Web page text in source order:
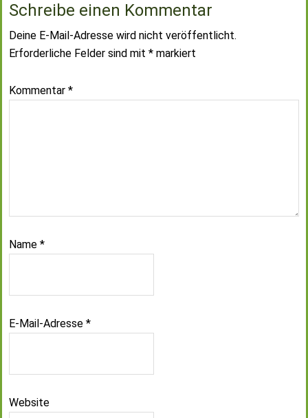
Schreibe einen Kommentar
Deine E-Mail-Adresse wird nicht veröffentlicht.
Erforderliche Felder sind mit * markiert
Kommentar *
Name *
E-Mail-Adresse *
Website